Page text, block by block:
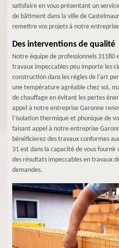
satisfaire en vous présentant un
de bâtiment dans la ville de
remettre vos projets à notre
Des interventions de qualité
Notre équipe de professionnels 31180
travaux impeccables peu importe les
construction dans les règles de l’art
une température agréable chez soi,
de chauffage en évitant les pertes
appel à notre entreprise Garonne
l’isolation thermique et phonique de
faisant appel à notre entreprise
bénéficierez des travaux conformes
31 est dans la capacité de vous
des résultats impeccables en travaux
demandes.